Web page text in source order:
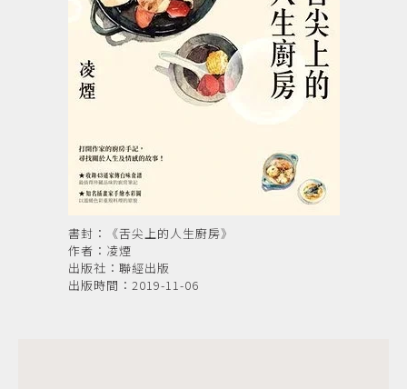
書封：《舌尖上的人生廚房》
作者：凌煙
出版社：聯經出版
出版時間：2019-11-06